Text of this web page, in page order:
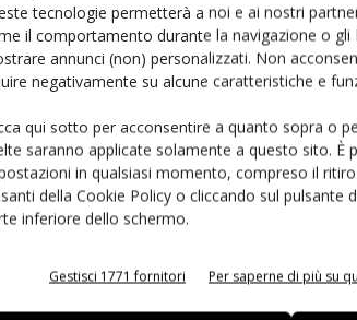
tecnologie permetterà a noi e ai nostri
il comportamento durante la navigazione o gli
annunci (non) personalizzati. Non
negativamente su alcune caratteristiche e
qui sotto per acconsentire a quanto sopra o
saranno applicate solamente a questo sito. È
in qualsiasi momento, compreso il
della Cookie Policy o cliccando sul pulsante
inferiore dello schermo.
Gestisci 1771 fornitori Per saperne di più su
di test per
vince Advantest
Omnyx: test PCBA
data center